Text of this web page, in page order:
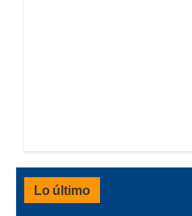
Lo último